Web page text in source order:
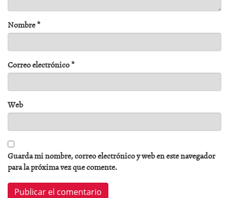
Nombre*
Correo electrónico*
Web
Guarda mi nombre, correo electrónico y web en este navegador
para la próxima vez que comente.